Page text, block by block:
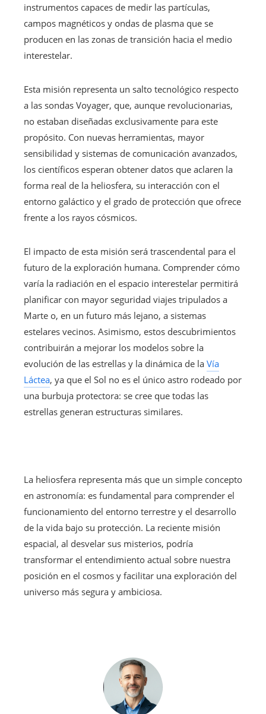
instrumentos capaces de medir las partículas,
campos magnéticos y ondas de plasma que se
producen en las zonas de transición hacia el medio
interestelar.
Esta misión representa un salto tecnológico respecto
a las sondas Voyager, que, aunque revolucionarias,
no estaban diseñadas exclusivamente para este
propósito. Con nuevas herramientas, mayor
sensibilidad y sistemas de comunicación avanzados,
los científicos esperan obtener datos que aclaren la
forma real de la heliosfera, su interacción con el
entorno galáctico y el grado de protección que ofrece
frente a los rayos cósmicos.
El impacto de esta misión será trascendental para el
futuro de la exploración humana. Comprender cómo
varía la radiación en el espacio interestelar permitirá
planificar con mayor seguridad viajes tripulados a
Marte o, en un futuro más lejano, a sistemas
estelares vecinos. Asimismo, estos descubrimientos
contribuirán a mejorar los modelos sobre la
evolución de las estrellas y la dinámica de la Vía
Láctea, ya que el Sol no es el único astro rodeado por
una burbuja protectora: se cree que todas las
estrellas generan estructuras similares.
La heliosfera representa más que un simple concepto
en astronomía: es fundamental para comprender el
funcionamiento del entorno terrestre y el desarrollo
de la vida bajo su protección. La reciente misión
espacial, al desvelar sus misterios, podría
transformar el entendimiento actual sobre nuestra
posición en el cosmos y facilitar una exploración del
universo más segura y ambiciosa.